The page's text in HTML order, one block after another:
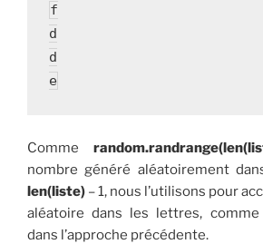
f
d
d
e
Comme
nombre généré aléatoirement
len(liste) – 1, nous l’utilisons pour
aléatoire dans les lettres, comme
dans l’approche précédente.